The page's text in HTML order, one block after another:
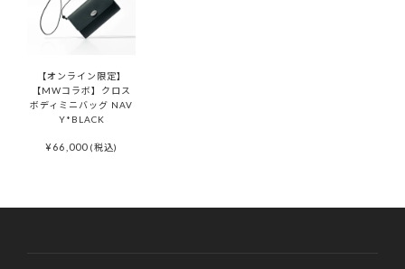
【オンライン限定】
【MWコラボ】クロス
ボディミニバッグ NAV
Y*BLACK
¥66,000 (税込)